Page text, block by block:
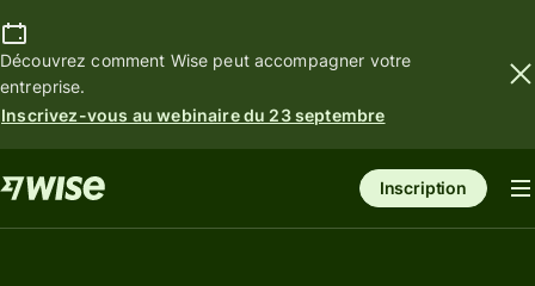
Découvrez comment Wise peut accompagner votre
entreprise.
Inscrivez-vous au webinaire du 23 septembre
Inscription